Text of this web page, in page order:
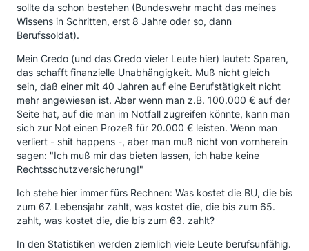
sollte da schon bestehen (Bundeswehr macht das meines
Wissens in Schritten, erst 8 Jahre oder so, dann
Berufssoldat).
Mein Credo (und das Credo vieler Leute hier) lautet: Sparen,
das schafft finanzielle Unabhängigkeit. Muß nicht gleich
sein, daß einer mit 40 Jahren auf eine Berufstätigkeit nicht
mehr angewiesen ist. Aber wenn man z.B. 100.000 € auf der
Seite hat, auf die man im Notfall zugreifen könnte, kann man
sich zur Not einen Prozeß für 20.000 € leisten. Wenn man
verliert - shit happens -, aber man muß nicht von vornherein
sagen: "Ich muß mir das bieten lassen, ich habe keine
Rechtsschutzversicherung!"
Ich stehe hier immer fürs Rechnen: Was kostet die BU, die bis
zum 67. Lebensjahr zahlt, was kostet die, die bis zum 65.
zahlt, was kostet die, die bis zum 63. zahlt?
In den Statistiken werden ziemlich viele Leute berufsunfähig.